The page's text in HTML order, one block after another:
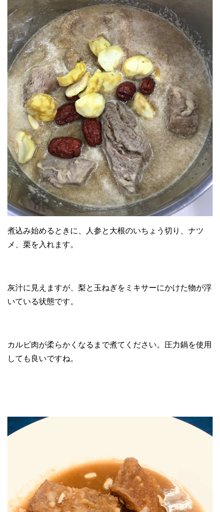
煮込み始めるときに、人参と大根のいちょう切り、ナツ
メ、栗を入れます。
灰汁に見えますが、梨と玉ねぎをミキサーにかけた物が浮
いている状態です。
カルビ肉が柔らかくなるまで煮てください。圧力鍋を使用
しても良いですね。